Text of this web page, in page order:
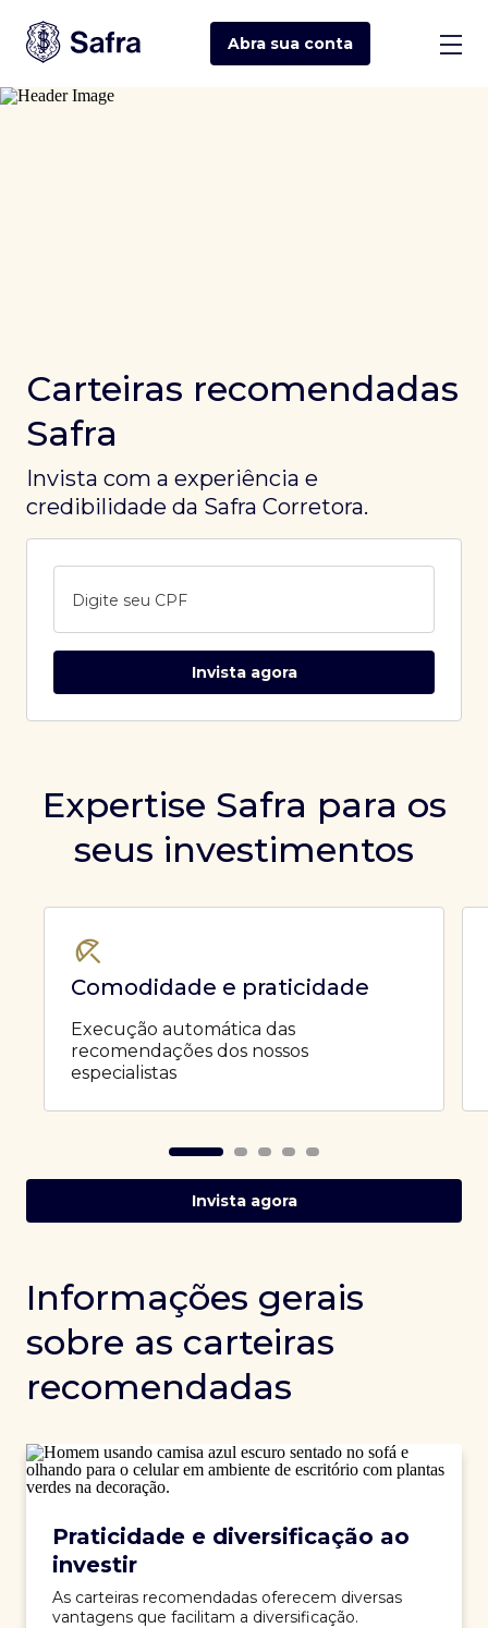
Abra sua conta
Carteiras recomendadas
Safra
Invista com a experiência e
credibilidade da Safra Corretora.
Digite seu CPF
Invista agora
Expertise Safra para os
seus investimentos
Comodidade e praticidade
Execução automática das
recomendações dos nossos
especialistas
Invista agora
Informações gerais
sobre as carteiras
recomendadas
Praticidade e diversificação ao
investir
As carteiras recomendadas oferecem diversas
vantagens que facilitam a diversificação.